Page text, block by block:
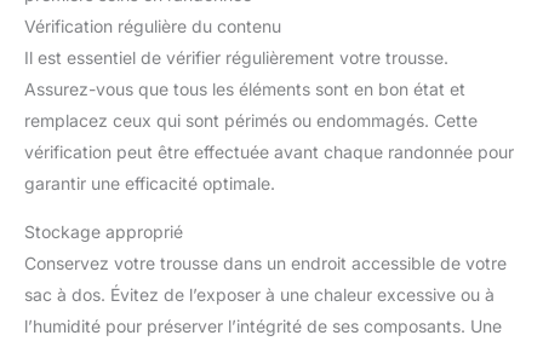
Vérification régulière du contenu
Il est essentiel de vérifier régulièrement votre trousse.
Assurez-vous que tous les éléments sont en bon état et
remplacez ceux qui sont périmés ou endommagés. Cette
vérification peut être effectuée avant chaque randonnée pour
garantir une efficacité optimale.
Stockage approprié
Conservez votre trousse dans un endroit accessible de votre
sac à dos. Évitez de l’exposer à une chaleur excessive ou à
l’humidité pour préserver l’intégrité de ses composants. Une